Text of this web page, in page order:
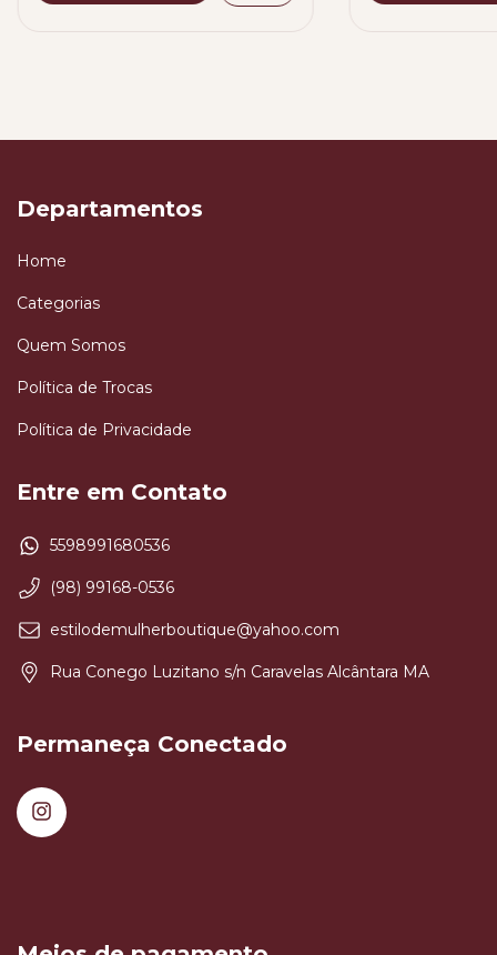
Departamentos
Home
Categorias
Quem Somos
Política de Trocas
Política de Privacidade
Entre em Contato
5598991680536
(98) 99168-0536
estilodemulherboutique@yahoo.com
Rua Conego Luzitano s/n Caravelas Alcântara MA
Permaneça Conectado